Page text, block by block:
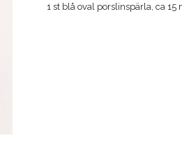
1 st blå oval porslinspärla, ca 15